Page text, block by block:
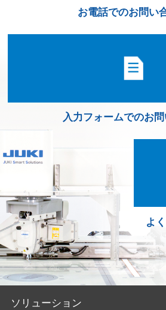
お電話でのお問い
入力フォームでのお
よ
ソリューション